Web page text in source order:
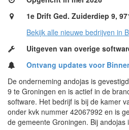
1e Drift Ged. Zuiderdiep 9,
Bekijk alle nieuwe bedrijven in
Uitgeven van overige
Ontvang updates voor
De onderneming andojas is
9 te Groningen en is actief in de
software. Het bedrijf is bij de kamer
onder kvk nummer 42067992 en is
de gemeente Groningen. Bij andojas